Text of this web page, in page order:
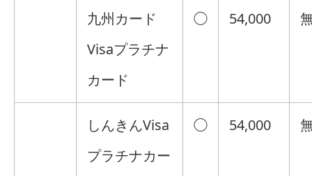
九州カード
Visaプラチナ
カード
◯ 54,000
しんきんVisa
プラチナカー
◯ 54,000